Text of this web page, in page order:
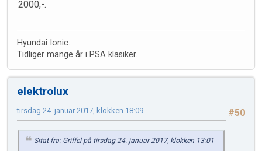
2000,-.
Hyundai Ionic.
Tidliger mange år i PSA klasiker.
elektrolux
#50
tirsdag 24. januar 2017, klokken 18:09
Sitat fra: Griffel på tirsdag 24. januar 2017, klokken 13:01